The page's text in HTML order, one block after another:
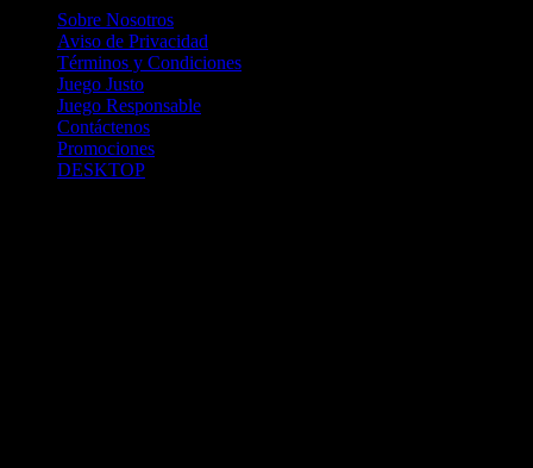
Sobre Nosotros
Aviso de Privacidad
Términos y Condiciones
Juego Justo
Juego Responsable
Contáctenos
Promociones
DESKTOP